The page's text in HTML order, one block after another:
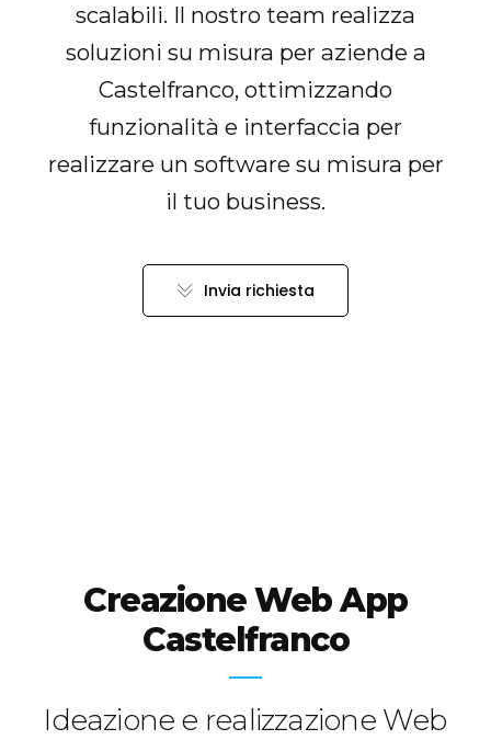
scalabili. Il nostro team realizza
soluzioni su misura per aziende a
Castelfranco, ottimizzando
funzionalità e interfaccia per
realizzare un software su misura per
il tuo business.
Invia richiesta
Creazione Web App
Castelfranco
Ideazione e realizzazione Web